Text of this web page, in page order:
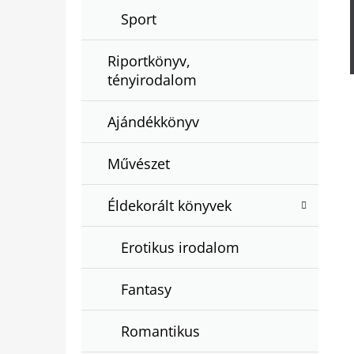
Sport
Riportkönyv,
tényirodalom
Ajándékkönyv
Művészet
Éldekorált könyvek
Erotikus irodalom
Fantasy
Romantikus